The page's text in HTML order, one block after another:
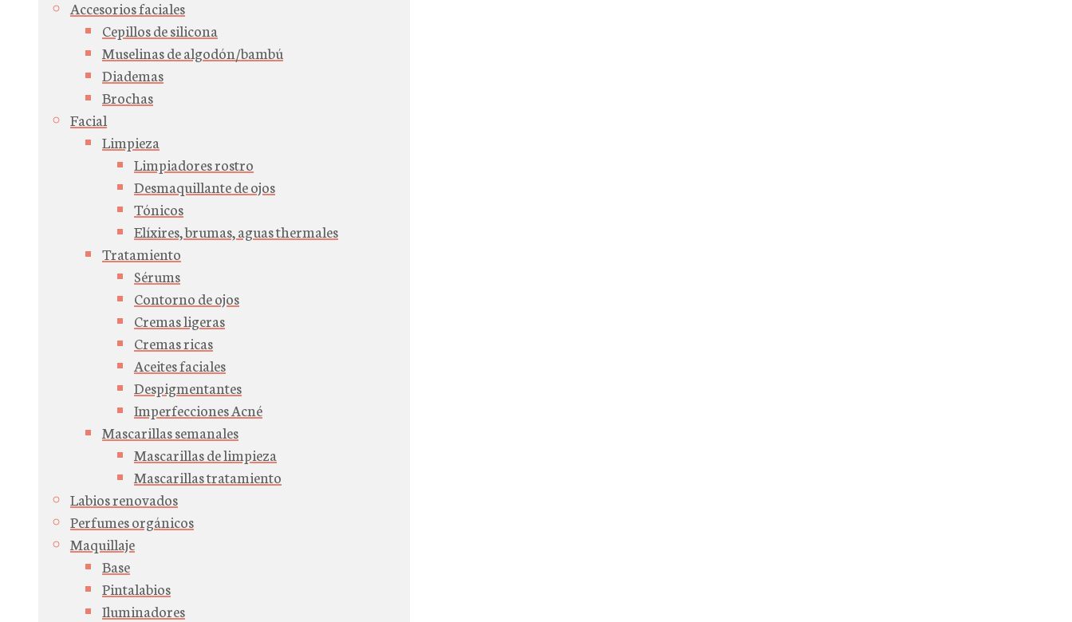
Accesorios faciales
Cepillos de silicona
Muselinas de algodón/bambú
Diademas
Brochas
Facial
Limpieza
Limpiadores rostro
Desmaquillante de ojos
Tónicos
Elíxires, brumas, aguas thermales
Tratamiento
Sérums
Contorno de ojos
Cremas ligeras
Cremas ricas
Aceites faciales
Despigmentantes
Imperfecciones Acné
Mascarillas semanales
Mascarillas de limpieza
Mascarillas tratamiento
Labios renovados
Perfumes orgánicos
Maquillaje
Base
Pintalabios
Iluminadores